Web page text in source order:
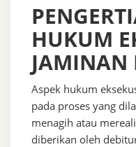
HUKUM
JAMINAN
Aspek hukum
pada proses yang
menagih atau
diberikan oleh